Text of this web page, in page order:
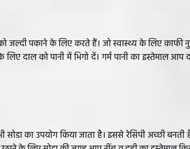
जल्दी पकाने के लिए करते हैं। जो स्वास्थ्य के लिए काफी
दाल को पानी में भिगो दें। गर्म पानी का इस्तेमाल आप
का उपयोग किया जाता है। इससे रेसिपी अच्छी